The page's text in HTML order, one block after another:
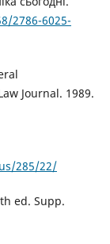
2786-6025-
Journal. 1989.
285/22/
ed. Supp.